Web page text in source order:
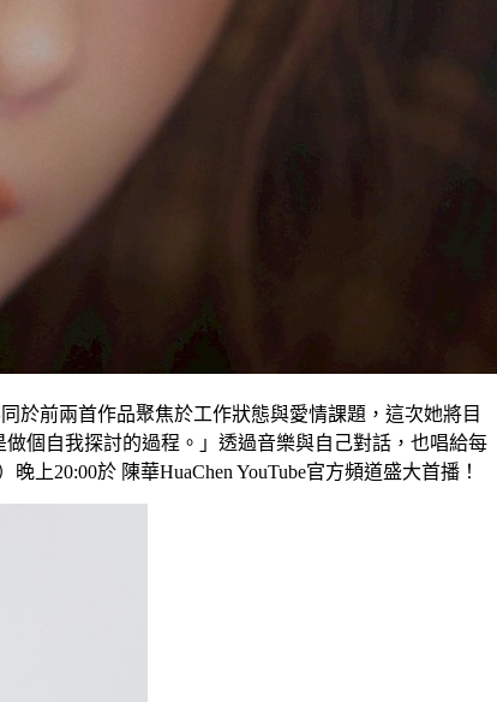
於前兩首作品聚焦於工作狀態與愛情課題，這次她將目
個自我探討的過程。」透過音樂與自己對話，也唱給每
晚上20:00於 陳華HuaChen YouTube官方頻道盛大首播！